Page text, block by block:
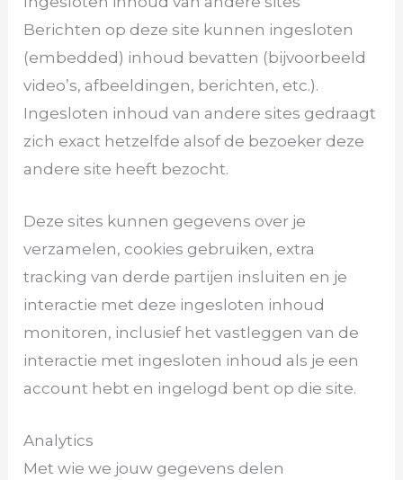
Berichten op deze site kunnen ingesloten
(embedded) inhoud bevatten (bijvoorbeeld
video’s, afbeeldingen, berichten, etc.).
Ingesloten inhoud van andere sites gedraagt
zich exact hetzelfde alsof de bezoeker deze
andere site heeft bezocht.
Deze sites kunnen gegevens over je
verzamelen, cookies gebruiken, extra
tracking van derde partijen insluiten en je
interactie met deze ingesloten inhoud
monitoren, inclusief het vastleggen van de
interactie met ingesloten inhoud als je een
account hebt en ingelogd bent op die site.
Analytics
Met wie we jouw gegevens delen